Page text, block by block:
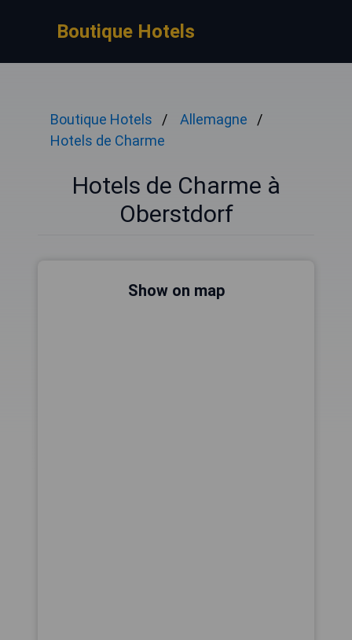
Boutique Hotels
Boutique Hotels
Allemagne
Hotels de Charme
Hotels de Charme à
Oberstdorf
Show on map